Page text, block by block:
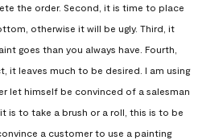
the order. Second, it is time to place
otherwise it will be ugly. Third, it
goes than you always have. Fourth,
it leaves much to be desired. I am using
let himself be convinced of a salesman
is to take a brush or a roll, this is to be
a customer to use a painting